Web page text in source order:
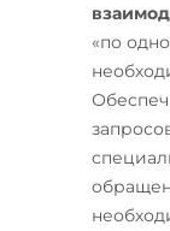
«по